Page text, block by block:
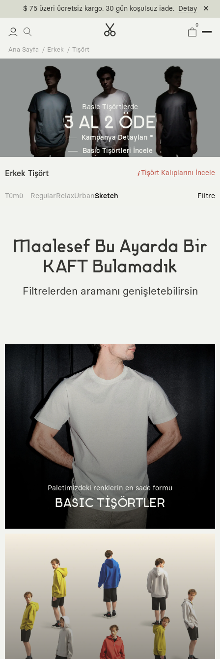
$ 75 üzeri ücretsiz kargo. 30 gün koşulsuz iade. Detay
0
Ana Sayfa Erkek Tişört
Basic Tişörtlerde
3 AL 2 ÖDE
Kampanya Detayları *
Basic Tişörtleri İncele
Erkek Tişört Tişört Kalıplarını İncele
Tümü RegularRelaxUrbanSketch Filtre
Maalesef Bu Ayarda Bir
KAFT Bulamadık
Filtrelerden aramanı genişletebilirsin
Paletimizdeki renklerin en sade formu
BASIC TİŞÖRTLER